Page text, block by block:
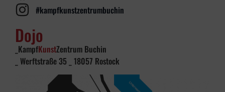
#kampfkunstzentrumbuchin
Dojo
_KampfKunstZentrum Buchin
_ Werftstraße 35 _ 18057 Rostock